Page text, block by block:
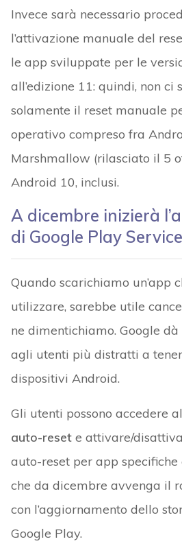
Invece sarà necessario
l’attivazione manuale del
le app sviluppate per le
all’edizione 11: quindi, non ci
solamente il reset manuale
operativo compreso fra
Marshmallow (rilasciato il 5
Android 10, inclusi.
A dicembre inizierà
di Google Play
Quando scarichiamo un’app
utilizzare, sarebbe utile
ne dimentichiamo. Google
agli utenti più distratti a
dispositivi Android.
Gli utenti possono accedere
auto-resete attivare/
auto-reset per app
che da dicembre avvenga il
con l’aggiornamento dello
Google Play.